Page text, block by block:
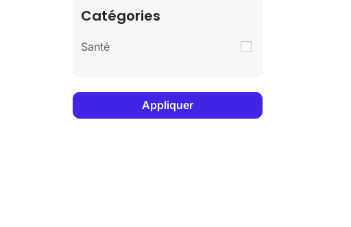
Catégories
Santé
Appliquer